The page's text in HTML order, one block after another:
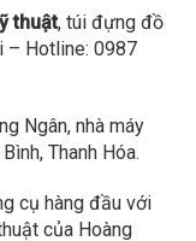
thuật, túi đựng đồ
– Hotline: 0987
Ngân, nhà máy
Thanh Hóa.
cụ hàng đầu với
của Hoàng